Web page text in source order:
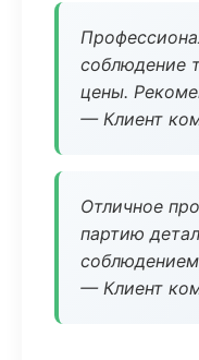
соблюдение
цены.
— Клиент
Отличное
партию
— Клиент